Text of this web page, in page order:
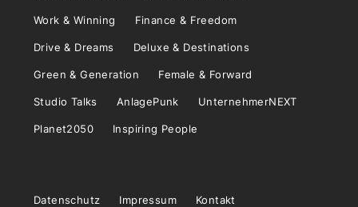
Work & Winning Finance & Freedom
Drive & Dreams Deluxe & Destinations
Green & Generation Female & Forward
Studio Talks AnlagePunk UnternehmerNEXT
Planet2050 Inspiring People
Datenschutz Impressum Kontakt